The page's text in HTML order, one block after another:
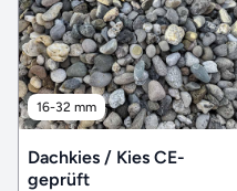
16-32 mm
Dachkies / Kies CE-
geprüft